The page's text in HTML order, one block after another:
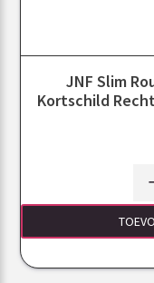
JNF Slim
Kortschild
-